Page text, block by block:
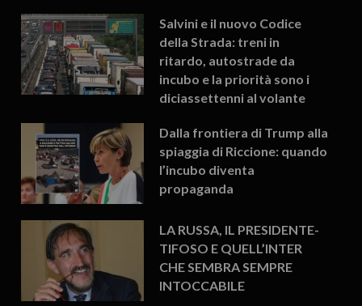
Salvini e il nuovo Codice
della Strada: treni in
ritardo, autostrade da
incubo e la priorità sono i
diciassettenni al volante
Dalla frontiera di Trump alla
spiaggia di Riccione: quando
l’incubo diventa
propaganda
LA RUSSA, IL PRESIDENTE-
TIFOSO E QUELL’INTER
CHE SEMBRA SEMPRE
INTOCCABILE